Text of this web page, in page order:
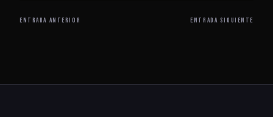
ENTRADA ANTERIOR ENTRADA SIGUIENTE